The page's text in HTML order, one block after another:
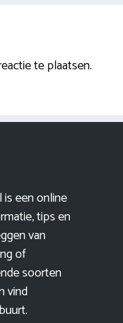
te plaatsen.
een online
tips en
van
of
soorten
vind